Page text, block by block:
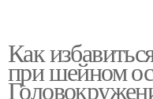
Как
при шейном